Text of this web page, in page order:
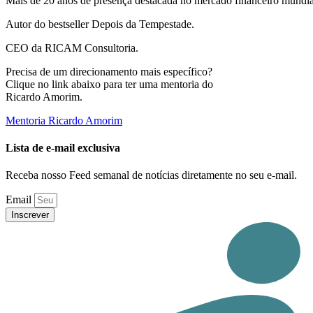
Autor do bestseller Depois da Tempestade.
CEO da RICAM Consultoria.
Precisa de um direcionamento mais específico?
Clique no link abaixo para ter uma mentoria do
Ricardo Amorim.
Mentoria Ricardo Amorim
Lista de e-mail exclusiva
Receba nosso Feed semanal de notícias diretamente no seu e-mail.
Email
Inscrever